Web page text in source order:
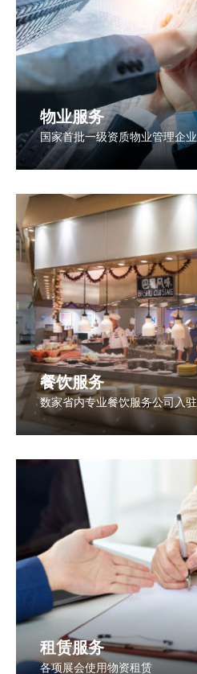
物业服务
国家首批一级资质物业管理企业
餐饮服务
数家省内专业餐饮服务公司入驻
租赁服务
各项展会使用物资租赁